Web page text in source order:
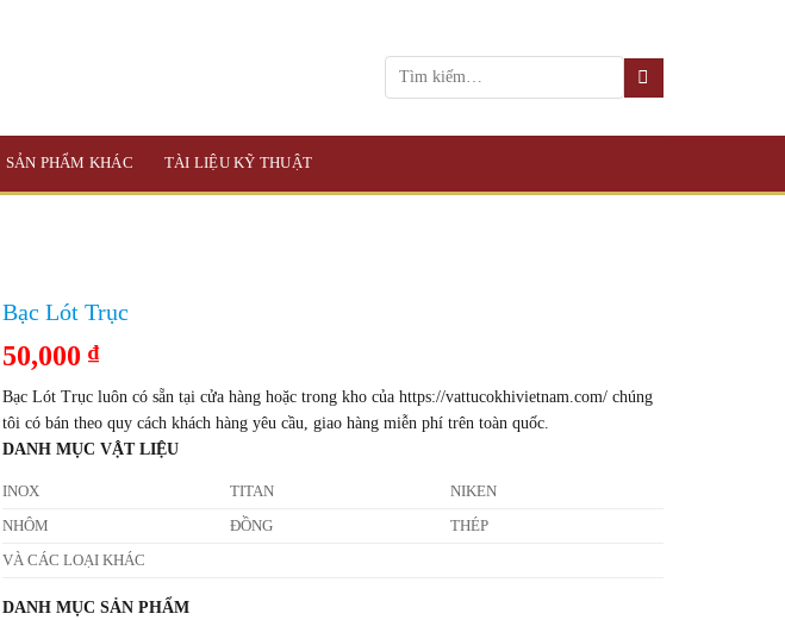
SẢN PHẨM KHÁC TÀI LIỆU KỸ THUẬT
Bạc Lót Trục
50,000 ₫
Bạc Lót Trục luôn có sẵn tại cửa hàng hoặc trong kho của https://vattucokhivietnam.com/ chúng
tôi có bán theo quy cách khách hàng yêu cầu, giao hàng miễn phí trên toàn quốc.
DANH MỤC VẬT LIỆU
INOX TITAN NIKEN
NHÔM ĐỒNG THÉP
VÀ CÁC LOẠI KHÁC
DANH MỤC SẢN PHẨM